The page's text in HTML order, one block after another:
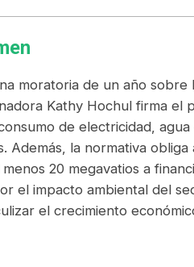
moratoria de un año sobre
Kathy Hochul firma el
de electricidad,
Además, la normativa obliga
20 megavatios a
el impacto ambiental del
el crecimiento